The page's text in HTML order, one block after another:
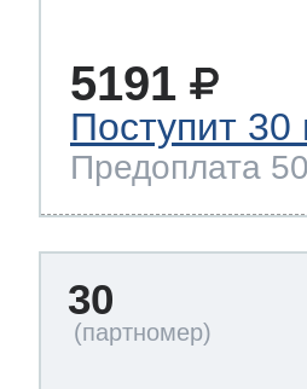
5191
Поступит 30
Предоплата
30